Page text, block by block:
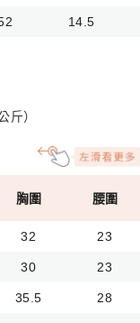
14.5
斤）
胸圍 腰圍
32 23
30 23
35.5 28